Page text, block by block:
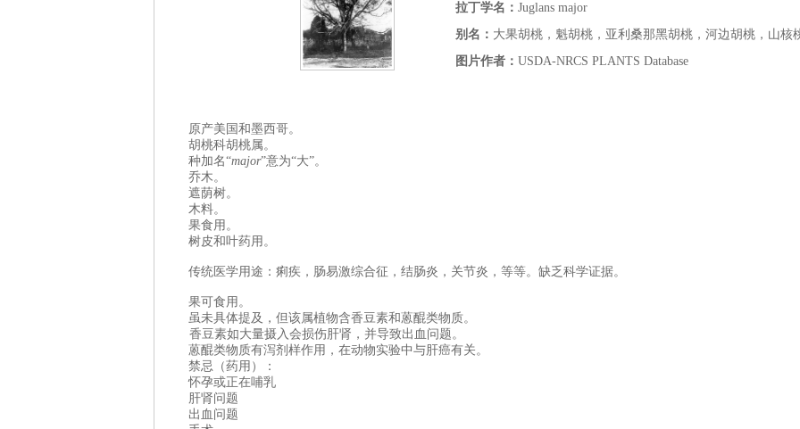
拉丁学名： Juglans major
别名： 大果胡桃，魁胡桃，亚利桑那黑胡桃，河边胡桃，山核
图片作者： USDA-NRCS PLANTS Database
原产美国和墨西哥。
胡桃科胡桃属。
种加名“major”意为“大”。
乔木。
遮荫树。
木料。
果食用。
树皮和叶药用。
传统医学用途：痢疾，肠易激综合征，结肠炎，关节炎，等等。缺乏科学证据。
果可食用。
虽未具体提及，但该属植物含香豆素和蒽醌类物质。
香豆素如大量摄入会损伤肝肾，并导致出血问题。
蒽醌类物质有泻剂样作用，在动物实验中与肝癌有关。
禁忌（药用 ）：
怀孕或正在哺乳
肝肾问题
出血问题